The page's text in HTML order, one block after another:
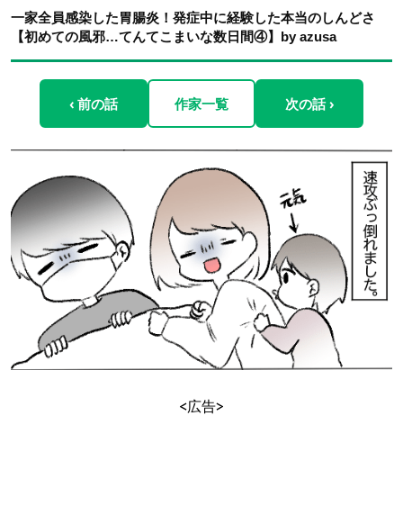
一家全員感染した胃腸炎！発症中に経験した本当のしんどさ
【初めての風邪…てんてこまいな数日間④】by azusa
‹ 前の話 作家一覧 次の話 ›
<広告>